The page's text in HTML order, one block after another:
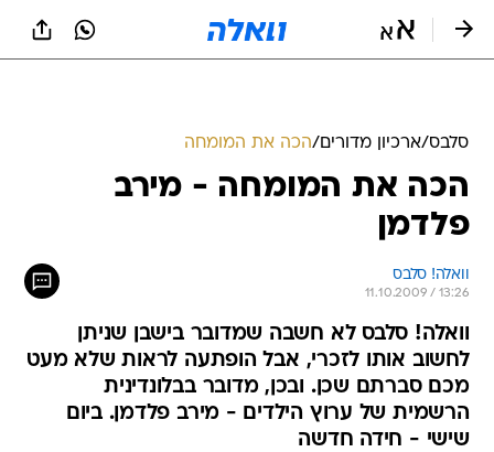
סלבס/ארכיון מדורים/הכה את המומחה
הכה את המומחה - מירב
פלדמן
וואלה! סלבס
11.10.2009 / 13:26
וואלה! סלבס לא חשבה שמדובר בישבן שניתן
לחשוב אותו לזכרי, אבל הופתעה לראות שלא מעט
מכם סברתם שכן. ובכן, מדובר בבלונדינית
הרשמית של ערוץ הילדים - מירב פלדמן. ביום
שישי - חידה חדשה